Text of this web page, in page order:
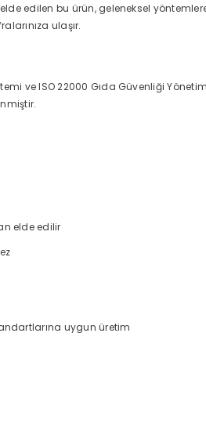
edilen bu ürün, geleneksel
ulaşır.
ve ISO 22000 Gıda Güvenliği
elde edilir
uygun üretim